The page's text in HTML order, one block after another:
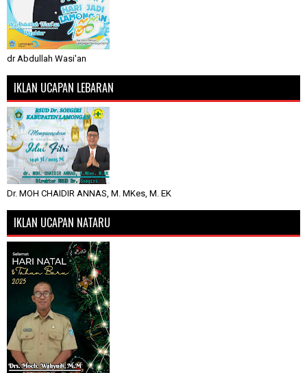
dr Abdullah Wasi'an
IKLAN UCAPAN LEBARAN
Dr. MOH CHAIDIR ANNAS, M. MKes, M. EK
IKLAN UCAPAN NATARU